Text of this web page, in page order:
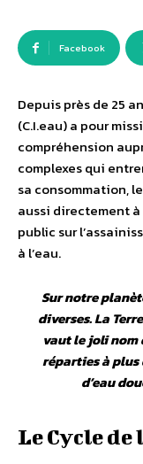
Facebook
Depuis près de 25
(C.I.eau) a pour
compréhension
complexes qui
sa consommation,
aussi directement à
public sur
à l’eau.
Sur notre
diverses. La
vaut le joli nom
réparties à plus
d’eau
Le Cycle de